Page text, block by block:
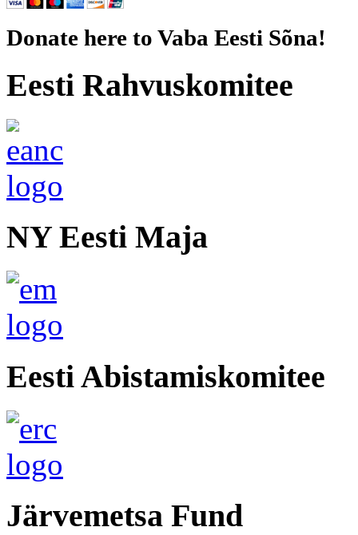
Donate here to Vaba Eesti Sõna!
Eesti Rahvuskomitee
NY Eesti Maja
Eesti Abistamiskomitee
Järvemetsa Fund